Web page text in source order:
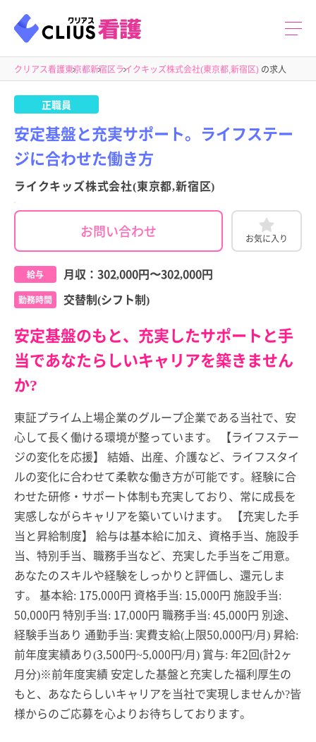
クリアス看護東京都新宿区ライクキッズ株式会社(東京都,新宿区) の求人
正職員
安定基盤と充実サポート。ライフステー
ジに合わせた働き方
ライクキッズ株式会社(東京都,新宿区)
お問い合わせ お気に入り
給与 月収： 302,000円〜302,000円
勤務時間 交替制(シフト制)
安定基盤のもと、充実したサポートと手
当であなたらしいキャリアを築きません
か?
東証プライム上場企業のグループ企業である当社で、安
心して長く働ける環境が整っています。 【ライフステー
ジの変化を応援】 結婚、出産、介護など、ライフスタイ
ルの変化に合わせて柔軟な働き方が可能です。経験に合
わせた研修・サポート体制も充実しており、常に成長を
実感しながらキャリアを築いていけます。 【充実した手
当と昇給制度】 給与は基本給に加え、資格手当、施設手
当、特別手当、職務手当など、充実した手当をご用意。
あなたのスキルや経験をしっかりと評価し、還元しま
す。 基本給: 175,000円 資格手当: 15,000円 施設手当:
50,000円 特別手当: 17,000円 職務手当: 45,000円 別途、
経験手当あり 通勤手当: 実費支給(上限50,000円/月) 昇給:
前年度実績あり(3,500円~5,000円/月) 賞与: 年2回(計2ヶ
月分)※前年度実績 安定した基盤と充実した福利厚生の
もと、あなたらしいキャリアを当社で実現しませんか?皆
様からのご応募を心よりお待ちしております。